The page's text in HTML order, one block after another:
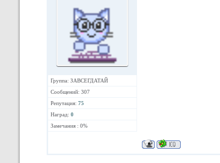
Группа: ЗАВСЕГДАТАЙ
Сообщений: 307
Репутация: 75
Наград: 0
Замечания : 0%